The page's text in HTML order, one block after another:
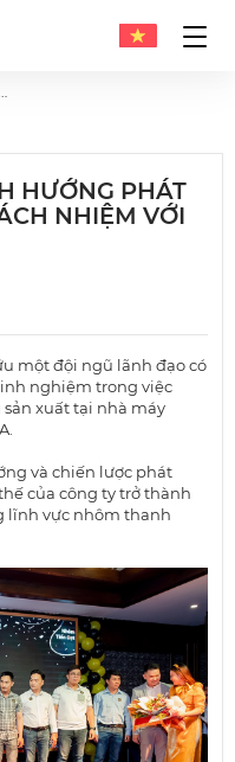
HƯỚNG PHÁT
NHIỆM VỚI
một đội ngũ lãnh đạo có
nghiệm trong việc
xuất tại nhà máy
và chiến lược phát
của công ty trở thành
lĩnh vực nhôm thanh